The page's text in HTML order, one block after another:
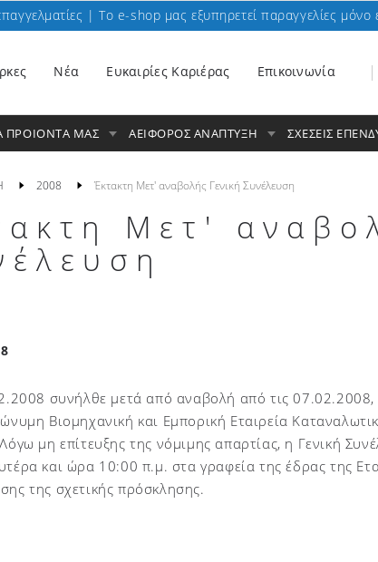
| To e-shop μας εξυπηρετεί παραγγελίες μόνο
Nέα Ευκαιρίες Καριέρας Επικοινωνία
ΠΡΟΙΟΝΤΑ ΜΑΣ ΑΕΙΦΟΡΟΣ ΑΝΑΠΤΥΞΗ ΣΧΕΣΕΙΣ
2008 Έκτακτη Μετ' αναβολής Γενική Συνέλευση
Μετ'
συνήλθε μετά από αναβολή από τις 07.02.2008,
Βιομηχανική και Εμπορική Εταιρεία
μη επίτευξης της νόμιμης απαρτίας, η Γενική
και ώρα 10:00 π.μ. στα γραφεία της έδρας της
της σχετικής πρόσκλησης.